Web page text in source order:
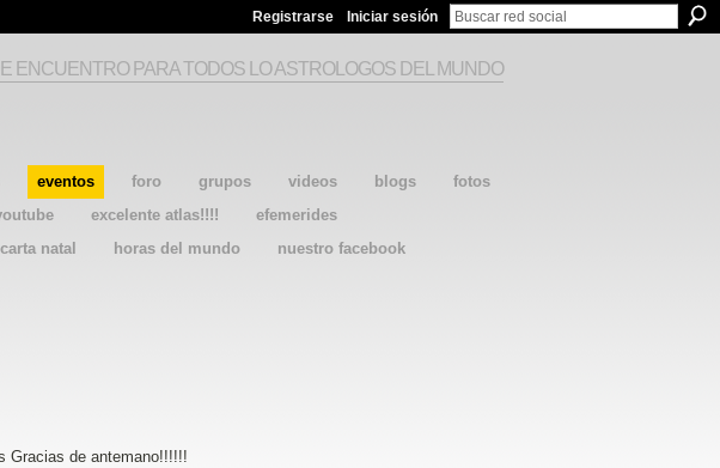
Registrarse Iniciar sesión
eventos foro grupos videos blogs
fotos
excelente atlas!!!!
efemerides
natal horas del mundo
nuestro facebook
ENCUENTRO PARA TODOS LO ASTROLOGOS DEL MUNDO
Gracias de antemano!!!!!!